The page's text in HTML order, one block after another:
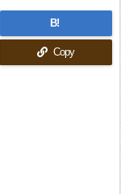
B!
Copy